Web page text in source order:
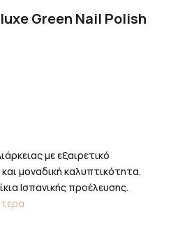
Green Nail Polish
με εξαιρετικό
μοναδική καλυπτικότητα.
Ισπανικής προέλευσης.